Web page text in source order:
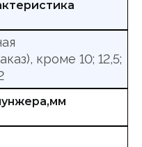
кроме 10; 12,5;